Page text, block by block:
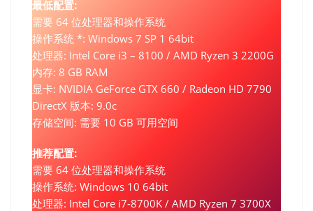
最低配置:
需要 64 位处理器和操作系统
操作系统 *: Windows 7 SP 1 64bit
处理器: Intel Core i3 – 8100 / AMD Ryzen 3 2200G
内存: 8 GB RAM
显卡: NVIDIA GeForce GTX 660 / Radeon HD 7790
DirectX 版本: 9.0c
存储空间: 需要 10 GB 可用空间
推荐配置:
需要 64 位处理器和操作系统
操作系统: Windows 10 64bit
处理器: Intel Core i7-8700K / AMD Ryzen 7 3700X